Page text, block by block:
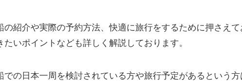
の紹介や実際の予約方法、快適に旅行をするために押さえ
たいポイントなども詳しく解説しております。
での日本一周を検討されている方や旅行予定があるという方